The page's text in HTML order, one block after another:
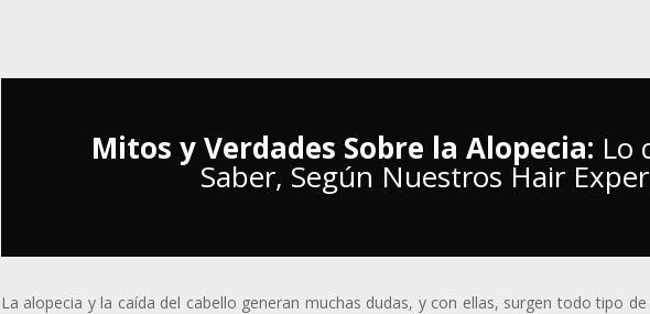
Mitos y Verdades Sobre la Alopecia: Lo
Saber, Según Nuestros Hair
La alopecia y la caída del cabello generan muchas dudas, y con ellas, surgen todo tipo de